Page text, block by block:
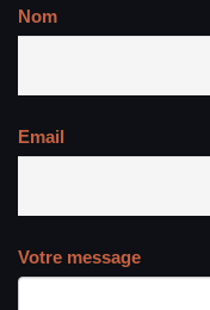
Nom
Email
Votre message